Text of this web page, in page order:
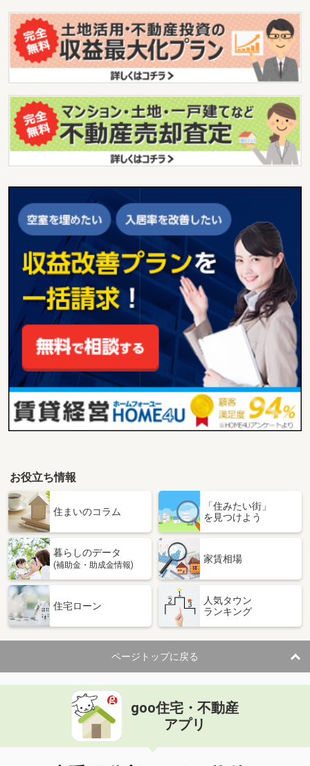
お役立ち情報
住まいのコラム
「住みたい街」
を見つけよう
暮らしのデータ
(補助金・助成金情報)
家賃相場
住宅ローン
人気タウン
ランキング
ページトップに戻る
goo住宅・不動産
アプリ